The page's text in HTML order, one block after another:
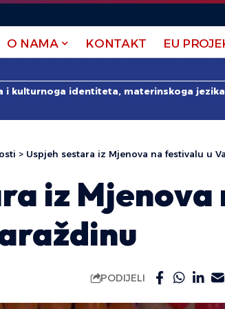
O NAMA KONTAKT EU
kulturnoga identiteta, materinskoga
> Uspjeh sestara iz Mjenova na festivalu u
iz Mjenova
PODIJELI